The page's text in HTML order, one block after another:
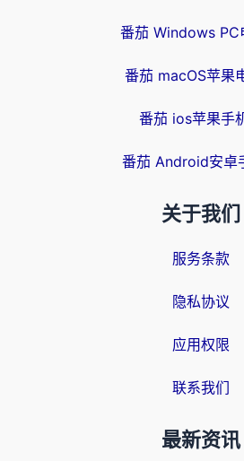
番茄 Windows PC
番茄 macOS苹果
番茄 ios苹果手
番茄 Android安卓
关于我们
服务条款
隐私协议
应用权限
联系我们
最新资讯